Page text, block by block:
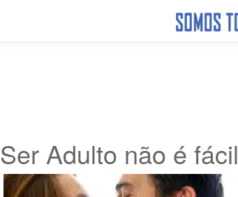
Ser Adulto não é fácil